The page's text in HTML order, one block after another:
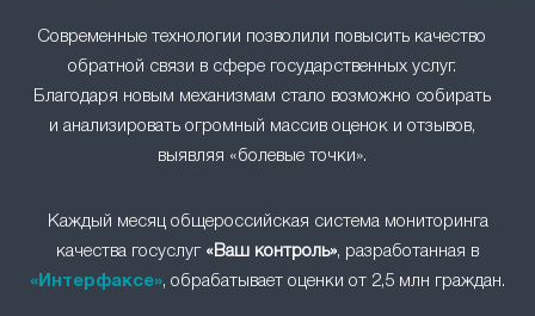
Современные технологии позволили повысить качество
обратной связи в сфере государственных услуг.
Благодаря новым механизмам стало возможно собирать
и анализировать огромный массив оценок и отзывов,
выявляя «болевые точки».
Каждый месяц общероссийская система мониторинга
качества госуслуг «Ваш контроль», разработанная в
«Интерфаксе», обрабатывает оценки от 2,5 млн граждан.